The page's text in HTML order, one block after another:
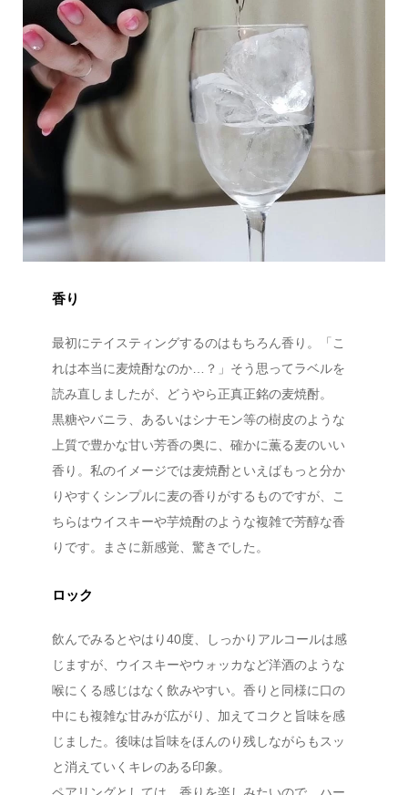
香り
最初にテイスティングするのはもちろん香り。「こ
れは本当に麦焼酎なのか…？」そう思ってラベルを
読み直しましたが、どうやら正真正銘の麦焼酎。
黒糖やバニラ、あるいはシナモン等の樹皮のような
上質で豊かな甘い芳香の奥に、確かに薫る麦のいい
香り。私のイメージでは麦焼酎といえばもっと分か
りやすくシンプルに麦の香りがするものですが、こ
ちらはウイスキーや芋焼酎のような複雑で芳醇な香
りです。まさに新感覚、驚きでした。
ロック
飲んでみるとやはり40度、しっかりアルコールは感
じますが、ウイスキーやウォッカなど洋酒のような
喉にくる感じはなく飲みやすい。香りと同様に口の
中にも複雑な甘みが広がり、加えてコクと旨味を感
じました。後味は旨味をほんのり残しながらもスッ
と消えていくキレのある印象。